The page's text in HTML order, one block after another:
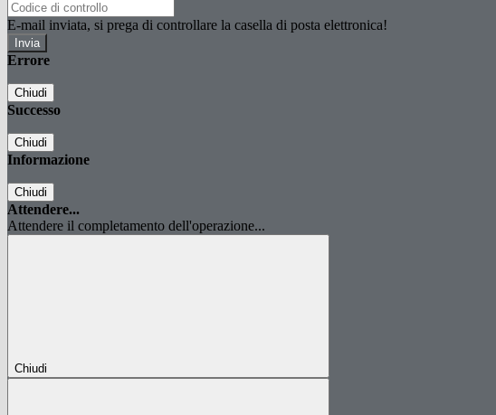
E-mail inviata, si prega di controllare la casella di posta elettronica!
Errore
Chiudi
Successo
Chiudi
Informazione
Chiudi
Attendere...
Attendere il completamento dell'operazione...
Chiudi